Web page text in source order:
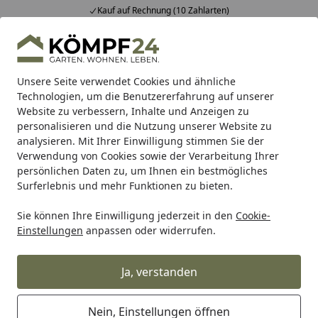
Unsere Seite verwendet Cookies und ähnliche
Technologien, um die Benutzererfahrung auf unserer
Website zu verbessern, Inhalte und Anzeigen zu
personalisieren und die Nutzung unserer Website zu
analysieren. Mit Ihrer Einwilligung stimmen Sie der
Verwendung von Cookies sowie der Verarbeitung Ihrer
persönlichen Daten zu, um Ihnen ein bestmögliches
Surferlebnis und mehr Funktionen zu bieten.
Sie können Ihre Einwilligung jederzeit in den Cookie-
Einstellungen anpassen oder widerrufen.
Ja, verstanden
Nein, Einstellungen öffnen
Kauf auf Rechnung (10 Zahlarten)
Alle Produkte
Mein Konto
Suchen
Startseite
Zaun Sichtschutzzaun BPC & WPC Sichtschutz Zäune
TraumGarten SYSTEM NEO
PLATINUM Zaun-Set 1840 x 1780
mm